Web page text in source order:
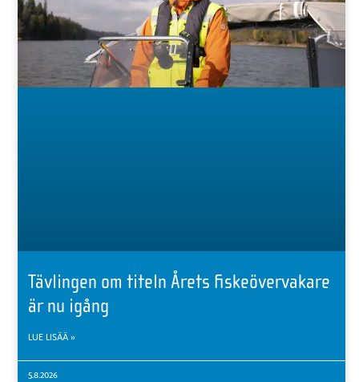
Tävlingen om titeln Årets fiskeövervakare
är nu igång
LUE LISÄÄ »
5.8.2026